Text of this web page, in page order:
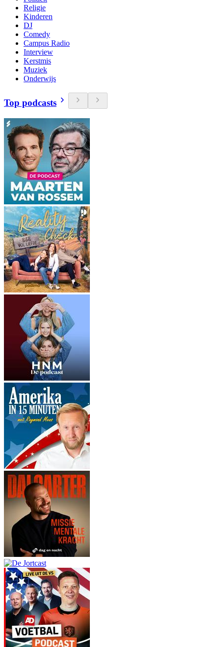
Religie
Kinderen
DJ
Comedy
Campus Radio
Interview
Kerstmis
Muziek
Onderwijs
Top podcasts